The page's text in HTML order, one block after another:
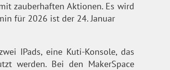
zauberhaften Aktionen. Es wird
für 2026 ist der 24. Januar
IPads, eine Kuti-Konsole, das
werden. Bei den MakerSpace